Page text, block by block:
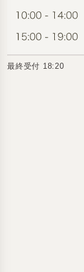
最終受付 18:20